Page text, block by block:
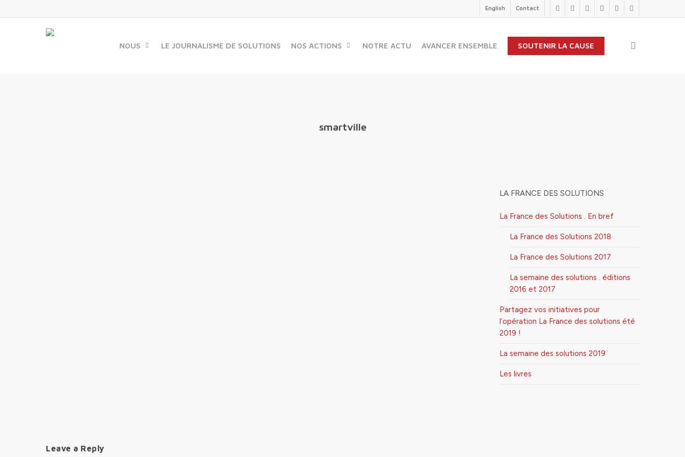
to
twitterfacebooklinkedinyoutubeinstagram
flickr
English Contact
NOUS LE JOURNALISME DE SOLUTIONS NOS ACTIONS NOTRE ACTU AVANCER ENSEMBLE SOUTENIR LA CAUSE
smartville
LA FRANCE DES SOLUTIONS
La France des Solutions . En bref
La France des Solutions 2018
La France des Solutions 2017
La semaine des solutions . éditions
2016 et 2017
Partagez vos initiatives pour
l’opération La France des solutions été
2019 !
La semaine des solutions 2019
Les livres
Leave a Reply